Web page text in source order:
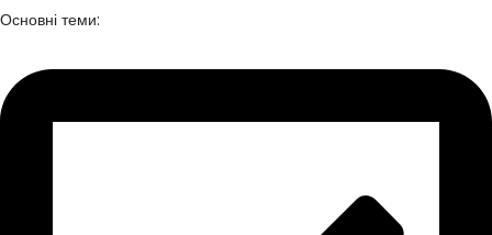
Основні теми: